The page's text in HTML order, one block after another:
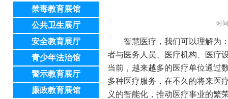
禁毒教育展馆
公共卫生展厅
安全教育展厅
青少年法治馆
警示教育展厅
廉政教育展馆
时
智慧医疗，我们可以理解为
者与医务人员、医疗机构、医疗
当前，越来越多的医疗单位通过
多种医疗服务，在不久的将来医
义的智能化，推动医疗事业的繁